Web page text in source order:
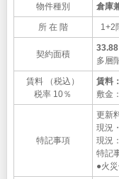
物件種別
倉庫
所 在 階 1+2
契約面積
多層
賃料 （税込）
税率 10％
賃料
敷金
特記事項
更新
現況
現況
特記
●火